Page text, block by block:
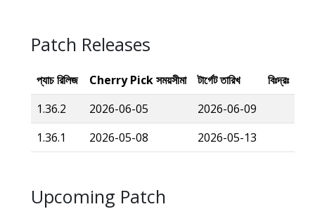
Patch Releases
প্যাচ রিলিজ Cherry Pick সময়সীমা টার্গেট তারিখ
বিঃদ্রঃ
1.36.2
2026-06-05
2026-06-09
1.36.1
2026-05-08 2026-05-13
Upcoming Patch